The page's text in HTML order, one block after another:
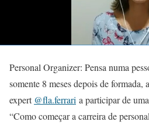
Personal Organizer: Pensa numa
somente 8 meses depois de formada,
expert @fla.ferrari a participar de
“Como começar a carreira de